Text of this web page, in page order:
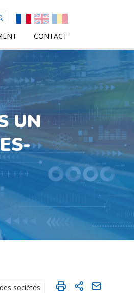
CONTACT
UN
sociétés